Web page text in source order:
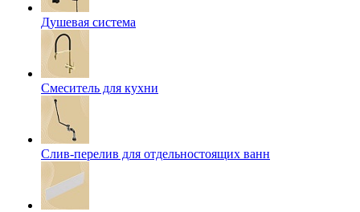
Душевая система
Смеситель для кухни
Слив-перелив для отдельностоящих ванн